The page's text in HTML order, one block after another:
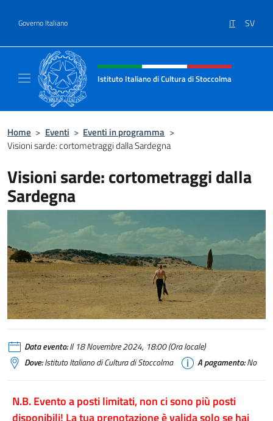
Governo Italiano IT SV
Intestazione sito, social e menù
Istituto Italiano di Cultura di Stoccolma
Home > Eventi > Eventi in programma >
Visioni sarde: cortometraggi dalla Sardegna
Visioni sarde: cortometraggi dalla
Sardegna
Data evento:Il 18 Novembre 2024, 18:00 (Ora locale)
Dove:Istituto Italiano di Cultura di Stoccolma A pagamento:No
N.B. Evento a posti limitati, non ci sono più posti